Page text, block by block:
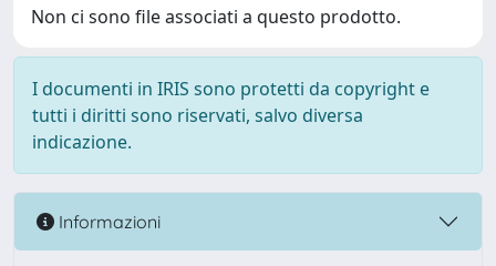
Non ci sono file associati a questo prodotto.
I documenti in IRIS sono protetti da copyright e
tutti i diritti sono riservati, salvo diversa
indicazione.
Informazioni